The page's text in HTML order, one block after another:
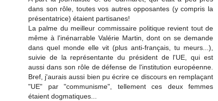
dans son rôle, toutes vos autres opposantes (y compris la
présentatrice) étaient partisanes!
La palme du meilleur commissaire politique revient tout de
même à l'inénarrable Valérie Martin, dont on se demande
dans quel monde elle vit (plus anti-français, tu meurs...),
suivie de la représentante du président de l'UE, qui est
aussi dans son rôle de défense de l'institution européenne.
Bref, j'aurais aussi bien pu écrire ce discours en remplaçant
"UE" par "communisme", tellement ces deux femmes
étaient dogmatiques...